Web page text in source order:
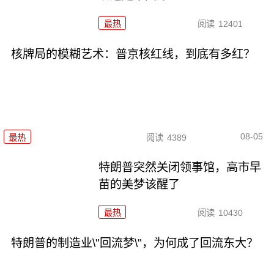
最热 阅读 12401
核牌局的模糊艺术：普京核红线，到底有多红？
最热 阅读 4389 08-05
特朗普突然关闭领事馆，高市早
苗的美梦该醒了
最热 阅读 10430
特朗普的制造业\"回流梦\"，为何成了回流东大？